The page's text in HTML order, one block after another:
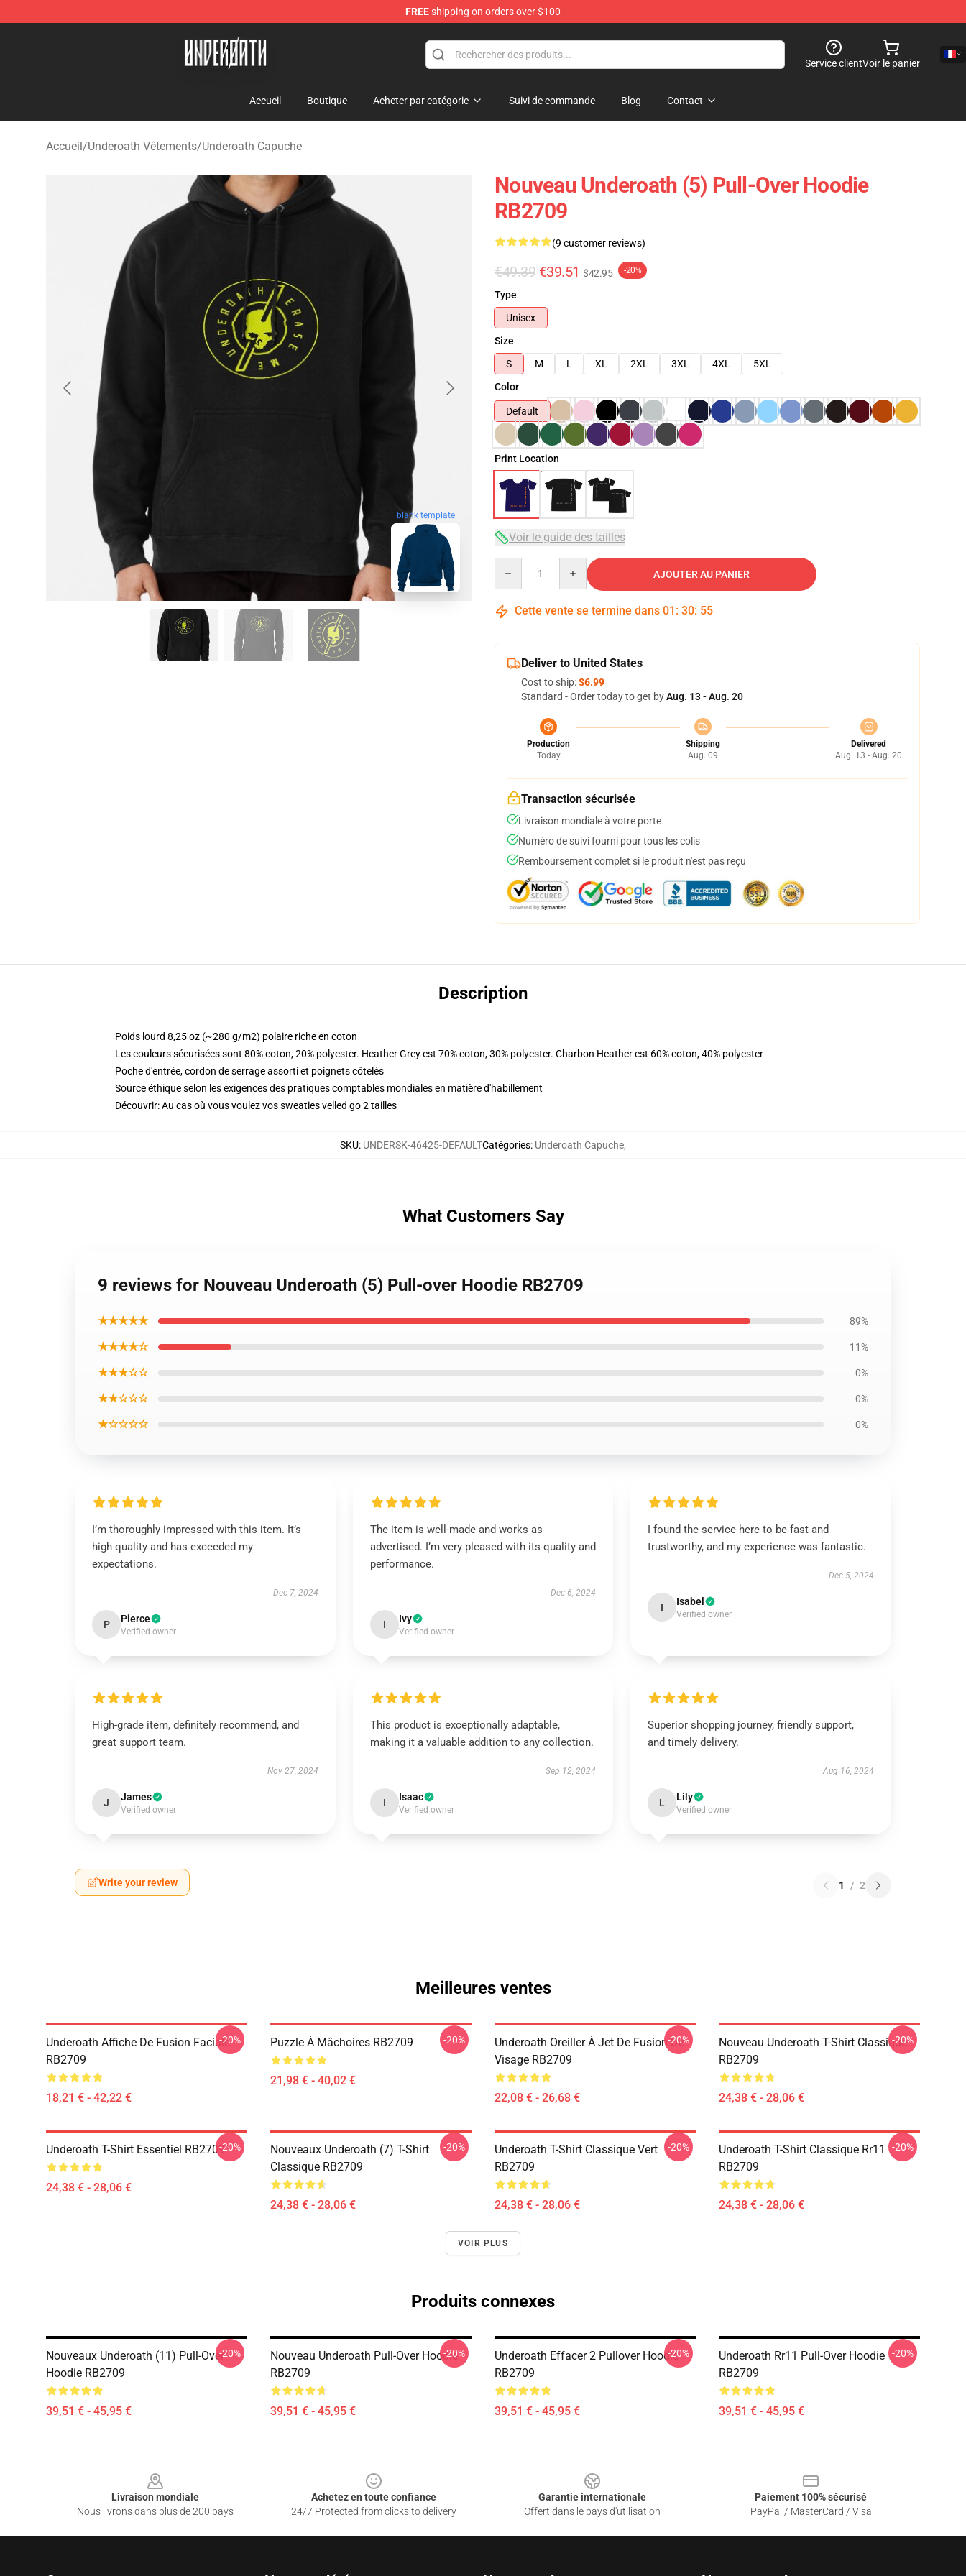
FREEshipping on orders over $100
Underoath Store - Official Underoath Merchandise Shop
Service clientVoir le panier
Accueil Boutique Acheter par catégorie Suivi de commande Blog Contact
Accueil/Underoath Vêtements/Underoath Capuche
blank template
Nouveau Underoath (5) Pull-Over Hoodie
RB2709
(9 customer reviews)
€49.39 €39.51 $42.95 -20%
Type
Unisex
Size
S
M L XL 2XL 3XL 4XL
5XL
Color
Default
Print Location
Voir le guide des tailles
AJOUTER AU PANIER
Cette vente se termine dans 01 : 30: 54
Deliver to United States
Cost to ship:$6.99
Standard - Order today to get byAug. 13 - Aug. 20
Production
Today
Shipping
Aug. 09
Delivered
Aug. 13 - Aug. 20
Transaction sécurisée
Livraison mondiale à votre porte
Numéro de suivi fourni pour tous les colis
Remboursement complet si le produit n'est pas reçu
Description
Poids lourd 8,25 oz (~280 g/m2) polaire riche en coton
Les couleurs sécurisées sont 80% coton, 20% polyester. Heather Grey est 70% coton, 30% polyester. Charbon Heather est 60% coton, 40% polyester
Poche d'entrée, cordon de serrage assorti et poignets côtelés
Source éthique selon les exigences des pratiques comptables mondiales en matière d'habillement
Découvrir: Au cas où vous voulez vos sweaties velled go 2 tailles
SKU: UNDERSK-46425-DEFAULTCatégories: Underoath Capuche,
What Customers Say
9 reviews for Nouveau Underoath (5) Pull-over Hoodie RB2709
★★★★★ 89%
★★★★☆ 11%
★★★☆☆ 0%
★★☆☆☆ 0%
★☆☆☆☆ 0%
I’m thoroughly impressed with this item. It’s
high quality and has exceeded my
expectations.
Dec 7, 2024
P Pierce
Verified owner
The item is well-made and works as
advertised. I’m very pleased with its quality and
performance.
Dec 6, 2024
I Ivy
Verified owner
I found the service here to be fast and
trustworthy, and my experience was fantastic.
Dec 5, 2024
I Isabel
Verified owner
High-grade item, definitely recommend, and
great support team.
Nov 27, 2024
J James
Verified owner
This product is exceptionally adaptable,
making it a valuable addition to any collection.
Sep 12, 2024
I Isaac
Verified owner
Superior shopping journey, friendly support,
and timely delivery.
Aug 16, 2024
L Lily
Verified owner
Write your review 1 / 2
Meilleures ventes
Underoath Affiche De Fusion Faciale
RB2709
18,21 € - 42,22 €
-20% Puzzle À Mâchoires RB2709
21,98 € - 40,02 €
-20%
Underoath Oreiller À Jet De Fusion De
Visage RB2709
22,08 € - 26,68 €
-20%
Nouveau Underoath T-Shirt Classique
RB2709
24,38 € - 28,06 €
-20%
Underoath T-Shirt Essentiel RB2709
24,38 € - 28,06 €
-20%
Nouveaux Underoath (7) T-Shirt
Classique RB2709
24,38 € - 28,06 €
-20%
Underoath T-Shirt Classique Vert
RB2709
24,38 € - 28,06 €
-20%
Underoath T-Shirt Classique Rr11
RB2709
24,38 € - 28,06 €
-20%
VOIR PLUS
Produits connexes
Nouveaux Underoath (11) Pull-Over
Hoodie RB2709
39,51 € - 45,95 €
-20%
Nouveau Underoath Pull-Over Hoodie
RB2709
39,51 € - 45,95 €
-20%
Underoath Effacer 2 Pullover Hoodie
RB2709
39,51 € - 45,95 €
-20%
Underoath Rr11 Pull-Over Hoodie
RB2709
39,51 € - 45,95 €
-20%
Livraison mondiale
Nous livrons dans plus de 200 pays
Achetez en toute confiance
24/7 Protected from clicks to delivery
Garantie internationale
Offert dans le pays d'utilisation
Paiement 100% sécurisé
PayPal / MasterCard / Visa